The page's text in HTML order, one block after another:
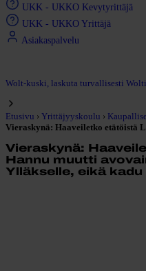
UKK - UKKO Kevytyrittäjä
UKK - UKKO Yrittäjä
Asiakaspalvelu
Wolt-kuski, laskuta turvallisesti
Etusivu › Yrittäjyyskoulu ›
Vieraskynä: Haaveiletko etätöistä
Vieraskynä:
Hannu muutti
Ylläkselle, eikä